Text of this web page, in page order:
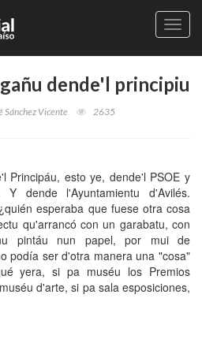
dende'l principiu
Sánchez Vicente 2635
Principáu, esto ye, dende'l PSOE y
Y dende l'Ayuntamientu d'Avilés.
esperaba que fuese otra cosa
qu'arrancó con un garabatu, con
pintáu nun papel, por mui de
podía ser d'otra manera una "cosa"
yera, si pa muséu los Premios
d'arte, si pa sala esposiciones,